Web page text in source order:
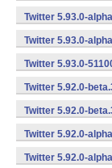
Twitter 5.93.0-
Twitter 5.93.0-
Twitter 5.93.0-
Twitter 5.92.0-
Twitter 5.92.0-
Twitter 5.92.0-
Twitter 5.92.0-